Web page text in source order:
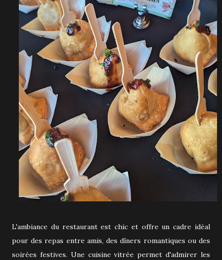
L'ambiance du restaurant est chic et offre un cadre idéal
pour des repas entre amis, des dîners romantiques ou des
soirées festives. Une cuisine vitrée permet d'admirer les